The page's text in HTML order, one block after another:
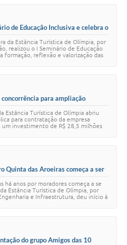
de Educação Inclusiva e celebra o
da Estância Turística de Olímpia, por
realizou o I Seminário de Educação
formação, reflexão e valorização das
para ampliação
Estância Turística de Olímpia abriu
para contratação da empresa
um investimento de R$ 28,5 milhões
Quinta das Aroeiras começa a ser
há anos por moradores começa a se
Estância Turística de Olímpia, por
e Infraestrutura, deu início à
do grupo Amigos das 10